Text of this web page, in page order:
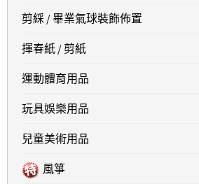
剪綵 / 畢業氣球裝飾佈置
揮春紙 / 剪紙
運動體育用品
玩具娛樂用品
兒童美術用品
風箏